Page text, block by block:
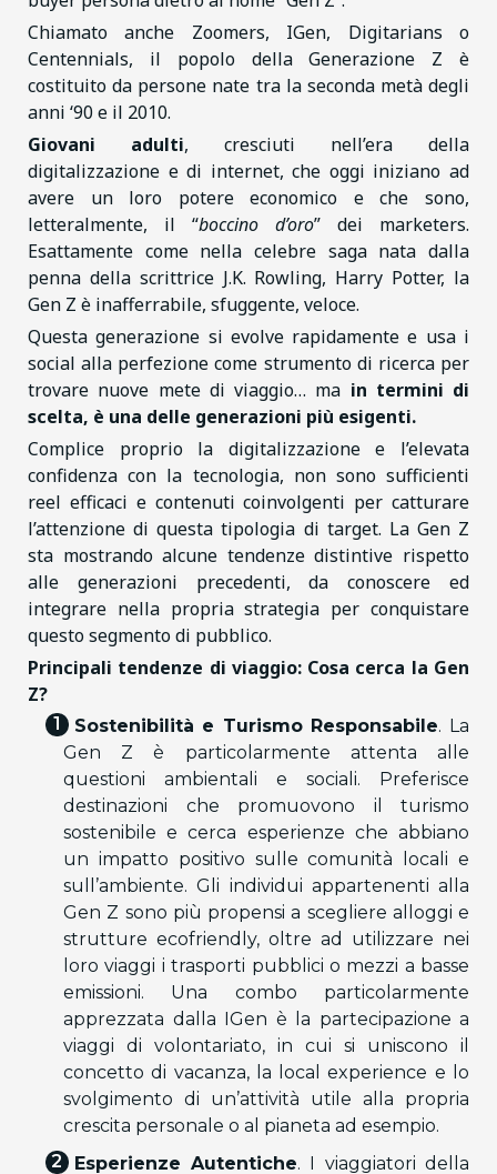
Chiamato anche Zoomers, IGen, Digitarians o
Centennials, il popolo della Generazione Z è
costituito da persone nate tra la seconda metà degli
anni ‘90 e il 2010.
Giovani adulti, cresciuti nell’era della
digitalizzazione e di internet, che oggi iniziano ad
avere un loro potere economico e che sono,
letteralmente, il “boccino d’oro” dei marketers.
Esattamente come nella celebre saga nata dalla
penna della scrittrice J.K. Rowling, Harry Potter, la
Gen Z è inafferrabile, sfuggente, veloce.
Questa generazione si evolve rapidamente e usa i
social alla perfezione come strumento di ricerca per
trovare nuove mete di viaggio… ma in termini di
scelta, è una delle generazioni più esigenti.
Complice proprio la digitalizzazione e l’elevata
confidenza con la tecnologia, non sono sufficienti
reel efficaci e contenuti coinvolgenti per catturare
l’attenzione di questa tipologia di target. La Gen Z
sta mostrando alcune tendenze distintive rispetto
alle generazioni precedenti, da conoscere ed
integrare nella propria strategia per conquistare
questo segmento di pubblico.
Principali tendenze di viaggio: Cosa cerca la Gen
Z?
Sostenibilità e Turismo Responsabile. La
Gen Z è particolarmente attenta alle
questioni ambientali e sociali. Preferisce
destinazioni che promuovono il turismo
sostenibile e cerca esperienze che abbiano
un impatto positivo sulle comunità locali e
sull’ambiente. Gli individui appartenenti alla
Gen Z sono più propensi a scegliere alloggi e
strutture ecofriendly, oltre ad utilizzare nei
loro viaggi i trasporti pubblici o mezzi a basse
emissioni. Una combo particolarmente
apprezzata dalla IGen è la partecipazione a
viaggi di volontariato, in cui si uniscono il
concetto di vacanza, la local experience e lo
svolgimento di un’attività utile alla propria
crescita personale o al pianeta ad esempio.
Esperienze Autentiche. I viaggiatori della